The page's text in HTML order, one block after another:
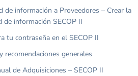
de información a Proveedores – Crear la
de información SECOP II
tu contraseña en el SECOP II
recomendaciones generales
de Adquisiciones – SECOP II